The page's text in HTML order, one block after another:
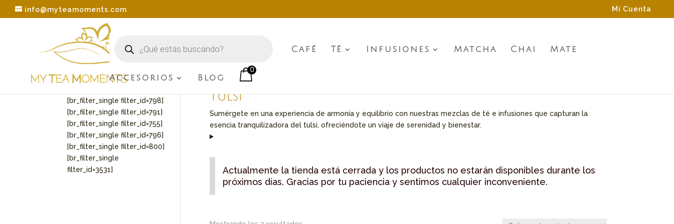
info@myteamoments.com Mi Cuenta
productos
Café Té Infusiones Matcha Chai Mate
Accesorios Blog
0
Inicio / Ingredientes del producto / Tulsi
Tulsi
Sumérgete en una experiencia de armonía y equilibrio con nuestras mezclas de té e infusiones que capturan la
esencia tranquilizadora del tulsi, ofreciéndote un viaje de serenidad y bienestar.
Actualmente la tienda está cerrada y los productos no estarán disponibles durante los
próximos días. Gracias por tu paciencia y sentimos cualquier inconveniente.
[br_filter_single
[br_filter_single filter_id=798]
[br_filter_single filter_id=791]
[br_filter_single filter_id=755]
[br_filter_single filter_id=796]
[br_filter_single filter_id=800]
[br_filter_single
filter_id=3531]